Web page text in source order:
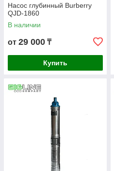
Насос глубинный Burberry
QJD-1860
В наличии
от 29 000 ₸
Купить